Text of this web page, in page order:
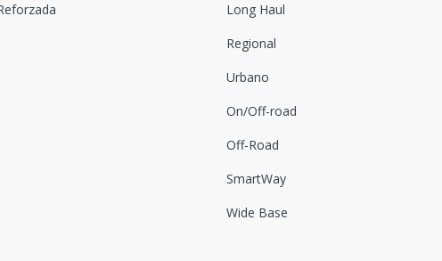
Long Haul
Regional
Urbano
On/Off-road
Off-Road
SmartWay
Wide Base